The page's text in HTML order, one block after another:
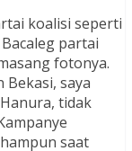
koalisi seperti
partai
fotonya.
Bekasi, saya
tidak
saat